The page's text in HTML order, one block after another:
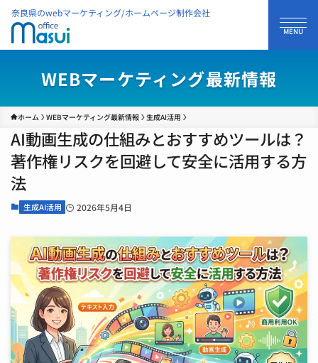
奈良県のwebマーケティング/ホームページ制作会社
WEBマーケティング最新情報
ホーム WEBマーケティング最新情報 生成AI活用
AI動画生成の仕組みとおすすめツールは？
著作権リスクを回避して安全に活用する方
法
生成AI活用 2026年5月4日